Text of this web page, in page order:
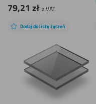
79,21 zł z VAT
Dodaj do listy życzeń